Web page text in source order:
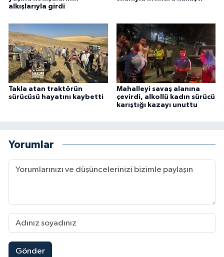
alkışlarıyla girdi
Takla atan traktörün
sürücüsü hayatını kaybetti
Mahalleyi savaş alanına
çevirdi, alkollü kadın sürücü
karıştığı kazayı unuttu
Yorumlar
Gönder